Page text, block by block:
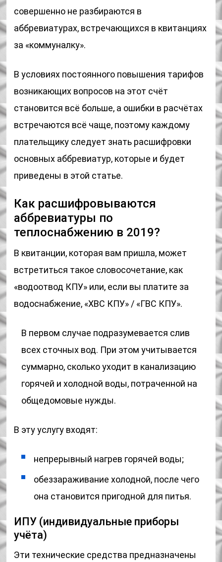
совершенно не разбираются в
аббревиатурах, встречающихся в квитанциях
за «коммуналку».
В условиях постоянного повышения тарифов
возникающих вопросов на этот счёт
становится всё больше, а ошибки в расчётах
встречаются всё чаще, поэтому каждому
плательщику следует знать расшифровки
основных аббревиатур, которые и будет
приведены в этой статье.
Как расшифровываются
аббревиатуры по
теплоснабжению в 2019?
В квитанции, которая вам пришла, может
встретиться такое словосочетание, как
«водоотвод КПУ» или, если вы платите за
водоснабжение, «ХВС КПУ» / «ГВС КПУ».
В первом случае подразумевается слив
всех сточных вод. При этом учитывается
суммарно, сколько уходит в канализацию
горячей и холодной воды, потраченной на
общедомовые нужды.
В эту услугу входят:
непрерывный нагрев горячей воды;
обеззараживание холодной, после чего
она становится пригодной для питья.
ИПУ (индивидуальные приборы
учёта)
Эти технические средства предназначены